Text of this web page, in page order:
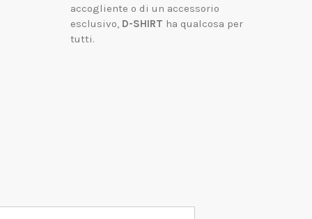
accogliente o di un accessorio
esclusivo, D-SHIRT ha qualcosa per
tutti.